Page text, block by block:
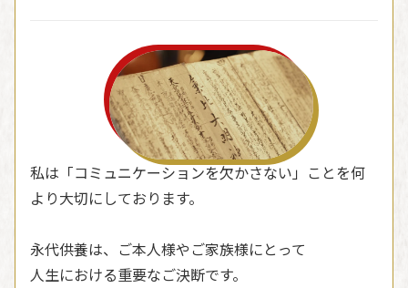
私は「コミュニケーションを欠かさない」ことを何
より大切にしております。
永代供養は、ご本人様やご家族様にとって
人生における重要なご決断です。